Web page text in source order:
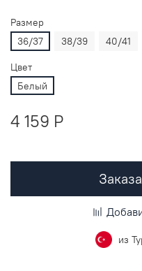
Размер
36/37
38/39 40/41
Цвет
Белый
4 159 P
из